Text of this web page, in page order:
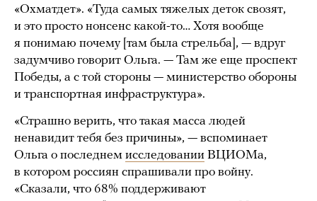
«Охматдет». «Туда самых тяжелых деток свозят,
и это просто нонсенс какой-то… Хотя вообще
я понимаю почему [там была стрельба], — вдруг
задумчиво говорит Ольга. — Там же еще проспект
Победы, а с той стороны — министерство обороны
и транспортная инфраструктура».
«Страшно верить, что такая масса людей
ненавидит тебя без причины», — вспоминает
Ольга о последнем исследовании ВЦИОМа,
в котором россиян спрашивали про войну.
«Сказали, что 68% поддерживают